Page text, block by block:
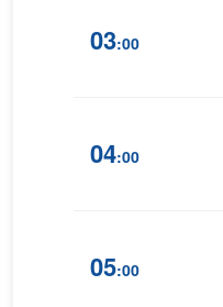
03:00
04:00
05:00